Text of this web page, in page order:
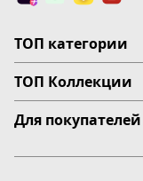
ТОП категории
ТОП Коллекции
Для покупателей